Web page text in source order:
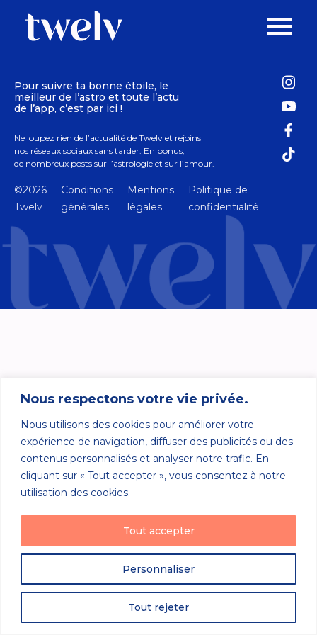
Nous respectons votre vie privée.
Nous utilisons des cookies pour améliorer votre
expérience de navigation, diffuser des publicités ou des
contenus personnalisés et analyser notre trafic. En
cliquant sur « Tout accepter », vous consentez à notre
utilisation des cookies.
Personnaliser
Tout rejeter
Tout accepter
Pour suivre ta bonne étoile, le
meilleur de l’astro et toute l’actu
de l’app, c’est par ici !
Ne loupez rien de l’actualité de Twelv et rejoins
nos réseaux sociaux sans tarder. En bonus,
de nombreux posts sur l’astrologie et sur l’amour.
©2026
Twelv
Conditions
générales
Mentions
légales
Politique de
confidentialité